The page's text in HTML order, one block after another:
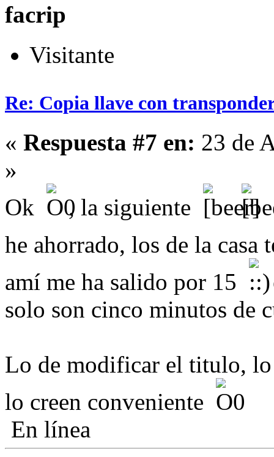
facrip
Visitante
Re: Copia llave con
« Respuesta #7 en: 23 de
»
Ok
, la siguiente
he ahorrado, los de la casa
amí me ha salido por 15
solo son cinco minutos de
Lo de modificar el titulo, lo
lo creen conveniente
En línea